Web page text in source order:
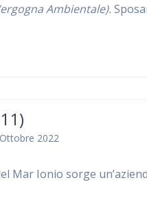
Ambientale).
2022
Mar Ionio sorge